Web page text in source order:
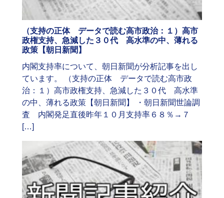
（支持の正体 データで読む高市政治：１）高市
政権支持、急減した３０代 高水準の中、薄れる
政策【朝日新聞】
内閣支持率について、朝日新聞が分析記事を出し
ています。 （支持の正体 データで読む高市政
治：１）高市政権支持、急減した３０代 高水準
の中、薄れる政策【朝日新聞】 ・朝日新聞世論調
査 内閣発足直後昨年１０月支持率６８％→７
[…]